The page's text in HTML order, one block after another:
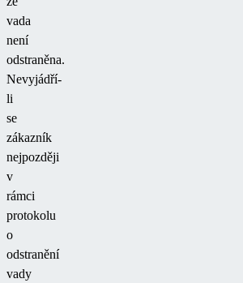
vada
není
odstraněna.
Nevyjádří-
li
se
zákazník
nejpozději
v
rámci
protokolu
o
odstranění
vady